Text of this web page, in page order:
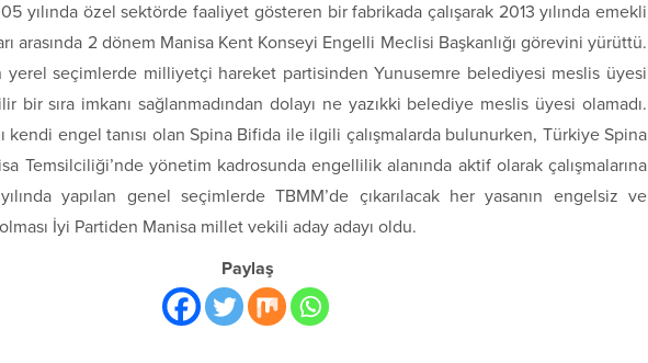
yılında özel sektörde faaliyet gösteren bir fabrikada çalışarak 2013 yılında emekli
arasında 2 dönem Manisa Kent Konseyi Engelli Meclisi Başkanlığı görevini yürüttü.
yerel seçimlerde milliyetçi hareket partisinden Yunusemre belediyesi meslis üyesi
bir sıra imkanı sağlanmadından dolayı ne yazıkki belediye meslis üyesi olamadı.
kendi engel tanısı olan Spina Bifida ile ilgili çalışmalarda bulunurken, Türkiye Spina
Temsilciliği’nde yönetim kadrosunda engellilik alanında aktif olarak çalışmalarına
yapılan genel seçimlerde TBMM’de çıkarılacak her yasanın engelsiz ve
İyi Partiden Manisa millet vekili aday adayı oldu.
Paylaş